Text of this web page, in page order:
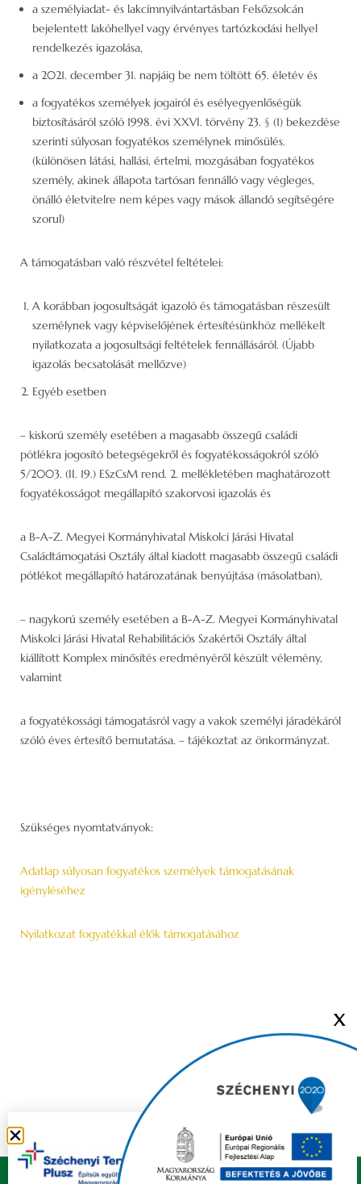
a személyiadat- és lakcímnyilvántartásban Felsőzsolcán
bejelentett lakóhellyel vagy érvényes tartózkodási hellyel
rendelkezés igazolása,
a 2021. december 31. napjáig be nem töltött 65. életév és
a fogyatékos személyek jogairól és esélyegyenlőségük
biztosításáról szóló 1998. évi XXVI. törvény 23. § (1) bekezdése
szerinti súlyosan fogyatékos személynek minősülés.
(különösen látási, hallási, értelmi, mozgásában fogyatékos
személy, akinek állapota tartósan fennálló vagy végleges,
önálló életvitelre nem képes vagy mások állandó segítségére
szorul)
A támogatásban való részvétel feltételei:
A korábban jogosultságát igazoló és támogatásban részesült
személynek vagy képviselőjének értesítésünkhöz mellékelt
nyilatkozata a jogosultsági feltételek fennállásáról. (Újabb
igazolás becsatolását mellőzve)
Egyéb esetben
– kiskorú személy esetében a magasabb összegű családi
pótlékra jogosító betegségekről és fogyatékosságokról szóló
5/2003. (II. 19.) ESzCsM rend. 2. mellékletében maghatározott
fogyatékosságot megállapító szakorvosi igazolás és
a B-A-Z. Megyei Kormányhivatal Miskolci Járási Hivatal
Családtámogatási Osztály által kiadott magasabb összegű családi
pótlékot megállapító határozatának benyújtása (másolatban),
– nagykorú személy esetében a B-A-Z. Megyei Kormányhivatal
Miskolci Járási Hivatal Rehabilitációs Szakértői Osztály által
kiállított Komplex minősítés eredményéről készült vélemény,
valamint
a fogyatékossági támogatásról vagy a vakok személyi járadékáról
szóló éves értesítő bemutatása. – tájékoztat az önkormányzat.
Szükséges nyomtatványok:
Adatlap súlyosan fogyatékos személyek támogatásának
igényléséhez
Nyilatkozat fogyatékkal élők támogatásához
Copyright © 2021 FELSŐZSOLCA ÖNKORMÁNYZAT |
X